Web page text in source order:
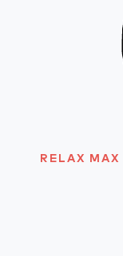
RELAX